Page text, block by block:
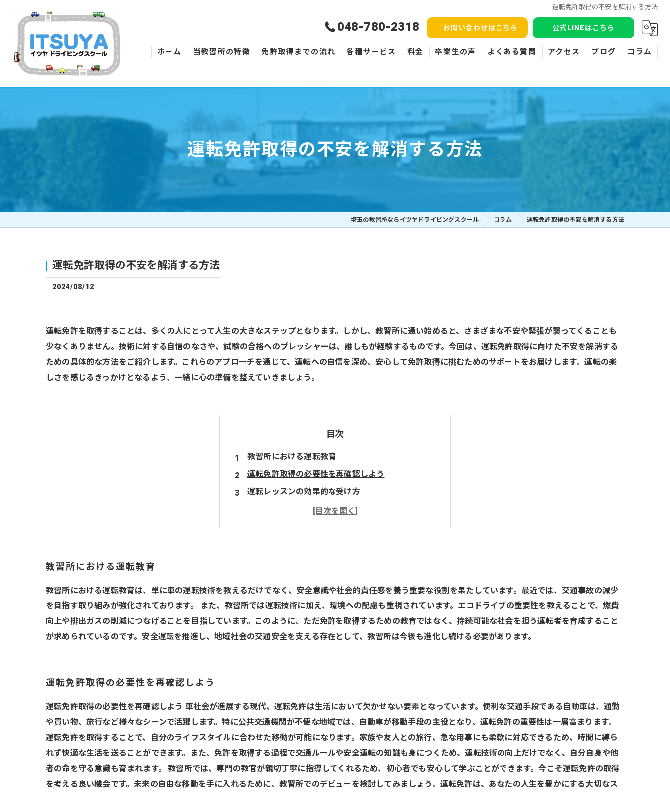
運転免許取得の不安を解消する方法
048-780-2318 お問い合わせはこちら 公式LINEはこちら
ホーム 当教習所の特徴 免許取得までの流れ 各種サービス
ペーパードライバー
料金 卒業生の声 よくある質問 アクセス ブログ コラム
運転免許取得の不安を解消する方法
埼玉の教習所ならイツヤドライビングスクール コラム 運転免許取得の不安を解消する方法
運転免許取得の不安を解消する方法
2024/08/12
運転免許を取得することは、多くの人にとって人生の大きなステップとなります。しかし、教習所に通い始めると、さまざまな不安や緊張が襲ってくることも
少なくありません。技術に対する自信のなさや、試験の合格へのプレッシャーは、誰しもが経験するものです。今回は、運転免許取得に向けた不安を解消する
ための具体的な方法をご紹介します。これらのアプローチを通じて、運転への自信を深め、安心して免許取得に挑むためのサポートをお届けします。運転の楽
しさを感じるきっかけとなるよう、一緒に心の準備を整えていきましょう。
目次
教習所における運転教育
運転免許取得の必要性を再確認しよう
運転レッスンの効果的な受け方
試験前の心構えとストレス対策
運転技術向上のための練習方法
教習所における運転教育
教習所における運転教育は、単に車の運転技術を教えるだけでなく、安全意識や社会的責任感を養う重要な役割を果たしています。最近では、交通事故の減少
を目指す取り組みが強化されております。 また、教習所では運転技術に加え、環境への配慮も重視されています。エコドライブの重要性を教えることで、燃費
向上や排出ガスの削減につなげることを目指しています。このように、ただ免許を取得するための教育ではなく、持続可能な社会を担う運転者を育成すること
が求められているのです。安全運転を推進し、地域社会の交通安全を支える存在として、教習所は今後も進化し続ける必要があります。
運転免許取得の必要性を再確認しよう
運転免許取得の必要性を再確認しよう 車社会が進展する現代、運転免許は生活において欠かせない要素となっています。便利な交通手段である自動車は、通勤
や買い物、旅行など様々なシーンで活躍します。特に公共交通機関が不便な地域では、自動車が移動手段の主役となり、運転免許の重要性は一層高まります。
運転免許を取得することで、自分のライフスタイルに合わせた移動が可能になります。家族や友人との旅行、急な用事にも柔軟に対応できるため、時間に縛ら
れず快適な生活を送ることができます。また、免許を取得する過程で交通ルールや安全運転の知識も身につくため、運転技術の向上だけでなく、自分自身や他
者の命を守る意識も育まれます。 教習所では、専門の教官が親切丁寧に指導してくれるため、初心者でも安心して学ぶことができます。今こそ運転免許の取得
を考える良い機会です。未来の自由な移動を手に入れるために、教習所でのデビューを検討してみましょう。運転免許は、あなたの人生を豊かにする大切なス